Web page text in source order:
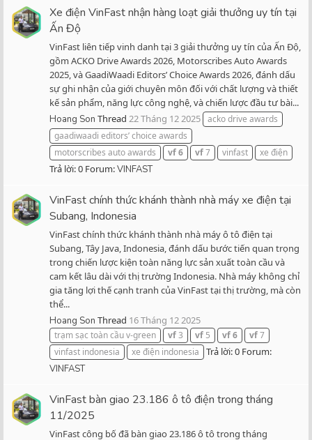
Xe điện VinFast nhận hàng loạt giải thưởng uy tín tại
Ấn Độ
VinFast liên tiếp vinh danh tại 3 giải thưởng uy tín của Ấn Độ,
gồm ACKO Drive Awards 2026, Motorscribes Auto Awards
2025, và GaadiWaadi Editors’ Choice Awards 2026, đánh dấu
sự ghi nhận của giới chuyên môn đối với chất lượng và thiết
kế sản phẩm, năng lực công nghệ, và chiến lược đầu tư bài...
Hoang Son Thread 22 Tháng 12 2025 acko drive awards
gaadiwaadi editors’ choice awards
motorscribes auto awards
vf6 vf7 vinfast xe điện
Trả lời: 0 Forum:VINFAST
VinFast chính thức khánh thành nhà máy xe điện tại
Subang, Indonesia
VinFast chính thức khánh thành nhà máy ô tô điện tại
Subang, Tây Java, Indonesia, đánh dấu bước tiến quan trọng
trong chiến lược kiện toàn năng lực sản xuất toàn cầu và
cam kết lâu dài với thị trường Indonesia. Nhà máy không chỉ
gia tăng lợi thế cạnh tranh của VinFast tại thị trường, mà còn
thể...
Hoang Son Thread 16 Tháng 12 2025
trạm sạc toàn cầu v-green vf3 vf 5 vf6 vf7
vinfast indonesia
xe điện indonesia Trả lời: 0 Forum:
VINFAST
VinFast bàn giao 23.186 ô tô điện trong tháng
11/2025
VinFast công bố đã bàn giao 23.186 ô tô trong tháng